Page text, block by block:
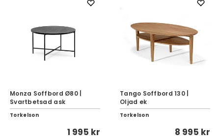
Monza Soffbord Ø80 |
Svartbetsad ask
Torkelson
1 995 kr
Tango Soffbord 130 |
Oljad ek
Torkelson
8 995 kr